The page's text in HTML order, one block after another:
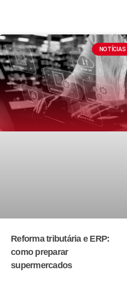
NOTÍCIAS
Reforma tributária e ERP:
como preparar
supermercados